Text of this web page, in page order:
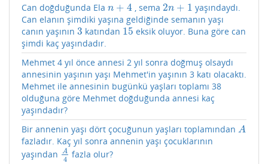
Can doğduğunda Ela n + 4
n+4 , sema 2n + 1
2n+1
yaşındaydı.
Can elanın şimdiki yaşına geldiğinde semanın yaşı
canın yaşının 3
3 katından 15
15 eksik oluyor. Buna göre can
şimdi kaç yaşındadır.
Mehmet 4 yıl önce annesi 2 yıl sonra doğmuş olsaydı
annesinin yaşının yaşı Mehmet'in yaşının 3 katı olacaktı.
Mehmet ile annesinin bugünkü yaşları toplamı 38
olduğuna göre Mehmet doğduğunda annesi kaç
yaşındadır?
Bir annenin yaşı dört çocuğunun yaşları toplamından A
A
fazladır. Kaç yıl sonra annenin yaşı çocuklarının
yaşından
A
4
A4 fazla olur?